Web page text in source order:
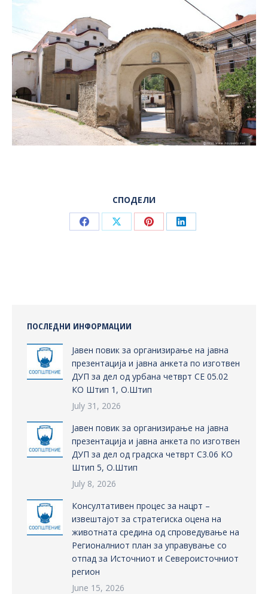
СПОДЕЛИ
Share Share Share Share
ПОСЛЕДНИ ИНФОРМАЦИИ
Јавен повик за организирање на јавна
презентација и јавна анкета по изготвен
ДУП за дел од урбана четврт СЕ 05.02
КО Штип 1, О.Штип
July 31, 2026
Јавен повик за организирање на јавна
презентација и јавна анкета по изготвен
ДУП за дел од градска четврт С3.06 КО
Штип 5, О.Штип
July 8, 2026
Консултативен процес за нацрт –
извештајот за стратегиска оцена на
животната средина од спроведување на
Регионалниот план за управување со
отпад за Источниот и Североисточниот
регион
June 15, 2026